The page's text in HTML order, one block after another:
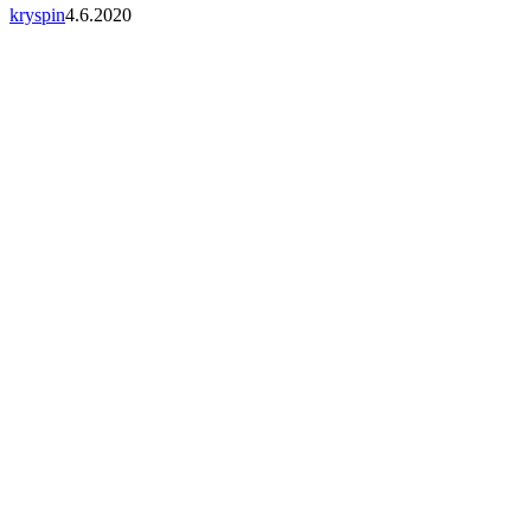
kryspin4.6.2020